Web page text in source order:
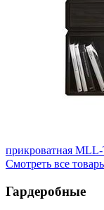
прикроватная
Смотреть все
Гардеробные